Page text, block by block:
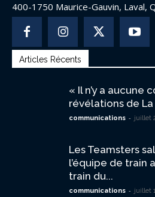
400-1750 Maurice-Gauvin, Laval,
Articles Récents
« Il n’y a aucune
révélations de
communications - juillet
Les Teamsters
l’équipe de train
train du...
communications - juillet